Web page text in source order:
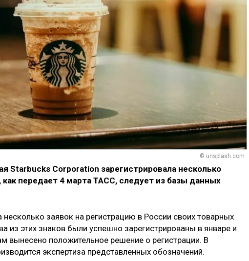
© unsplash.com
Starbucks Corporation зарегистрировала несколько
как передает 4 марта ТАСС, следует из базы данных
заявок на регистрацию в России своих товарных
из этих знаков были успешно зарегистрированы в январе и
вынесено положительное решение о регистрации. В
экспертиза представленных обозначений.